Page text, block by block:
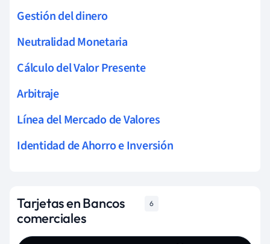
Gestión del dinero
Neutralidad Monetaria
Cálculo del Valor Presente
Arbitraje
Línea del Mercado de Valores
Identidad de Ahorro e Inversión
Tarjetas en Bancos
comerciales
6